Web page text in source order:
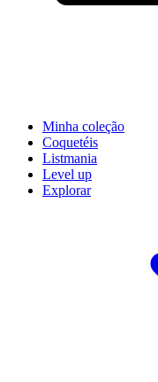
Minha coleção
Coquetéis
Listmania
Level up
Explorar